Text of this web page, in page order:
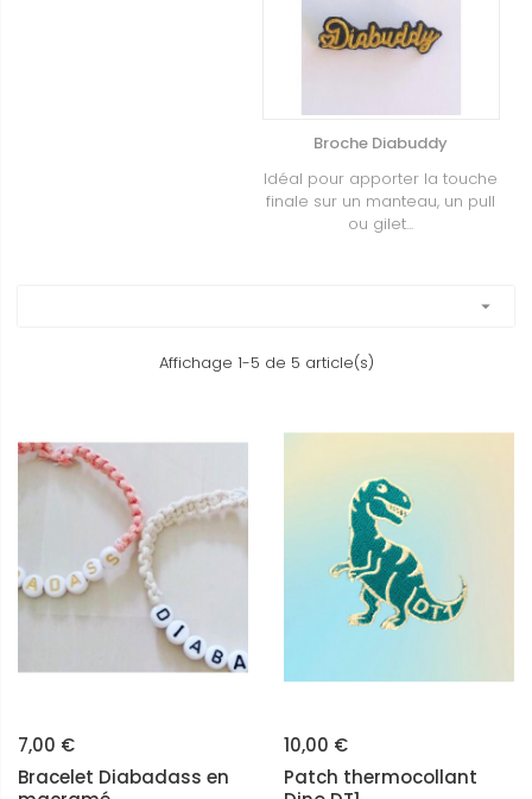
Broche Diabuddy
Idéal pour apporter la touche
finale sur un manteau, un pull
ou gilet...
arrow_drop_down
Affichage 1-5 de 5 article(s)
7,00 €
Bracelet Diabadass en
10,00 €
Patch thermocollant